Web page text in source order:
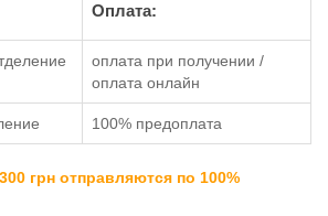
Оплата:
оплата при получении /
оплата онлайн
100% предоплата
грн отправляются по 100%